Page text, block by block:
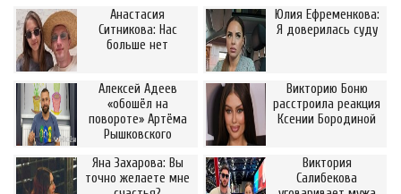
Анастасия
Ситникова: Нас
больше нет
Юлия Ефременкова:
Я доверилась суду
Алексей Адеев
«обошёл на
повороте» Артёма
Рышковского
Викторию Боню
расстроила реакция
Ксении Бородиной
Яна Захарова: Вы
точно желаете мне
Виктория
Салибекова